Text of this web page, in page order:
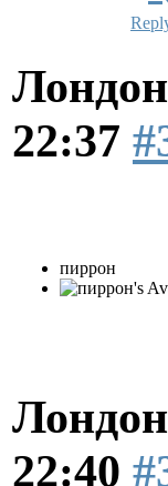
22:37
пиррон
22:40